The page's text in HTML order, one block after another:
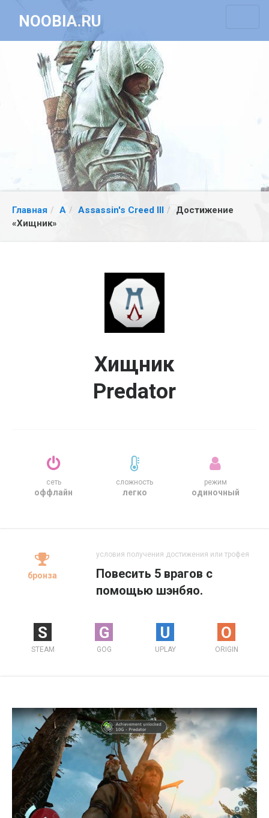
NOOBIA.RU
Главная A Assassin's Creed III
Достижение
«Хищник»
Хищник
Predator
сеть
оффлайн
сложность
легко
режим
одиночный
бронза
условия получения достижения или трофея
Повесить 5 врагов с
помощью шэнбяо.
S
STEAM
G
GOG
U
UPLAY
O
ORIGIN